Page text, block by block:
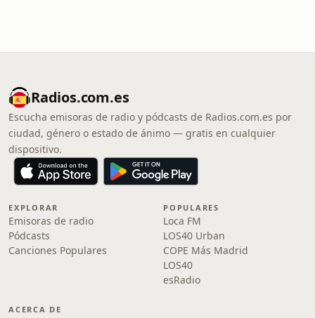
Radios.com.es
Escucha emisoras de radio y pódcasts de Radios.com.es por
ciudad, género o estado de ánimo — gratis en cualquier
dispositivo.
EXPLORAR
Emisoras de radio
Pódcasts
Canciones Populares
POPULARES
Loca FM
LOS40 Urban
COPE Más Madrid
LOS40
esRadio
ACERCA DE